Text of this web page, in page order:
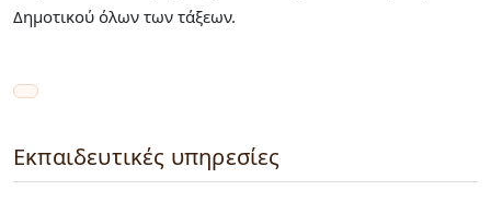
Δημοτικού όλων των τάξεων.
Εκπαιδευτικές υπηρεσίες